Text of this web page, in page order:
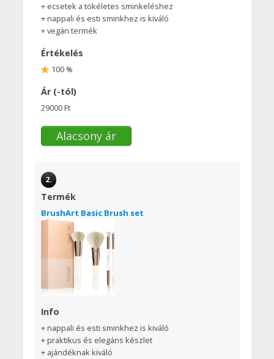
+ ecsetek a tökéletes sminkeléshez
+ nappali és esti sminkhez is kiváló
+ vegán termék
Értékelés
100 %
Ár (-tól)
29000 Ft
Alacsony ár
2.
Termék
BrushArt Basic Brush set
Info
+ nappali és esti sminkhez is kiváló
+ praktikus és elegáns készlet
+ ajándéknak kiváló